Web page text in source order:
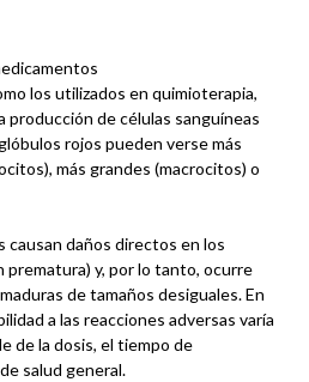
los utilizados en quimioterapia,
de células sanguíneas
rojos pueden verse más
más grandes (macrocitos) o
causan daños directos en los
y, por lo tanto, ocurre
de tamaños desiguales. En
a las reacciones adversas varía
de la dosis, el tiempo de
salud general.